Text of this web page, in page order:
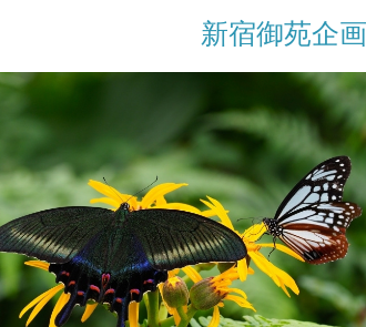
新宿御苑企